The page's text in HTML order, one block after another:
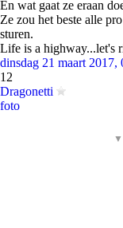
En wat gaat ze eraan
Ze zou het beste alle
sturen.
Life is a highway...let's
dinsdag 21 maart 2017,
12
Dragonetti
foto
▼